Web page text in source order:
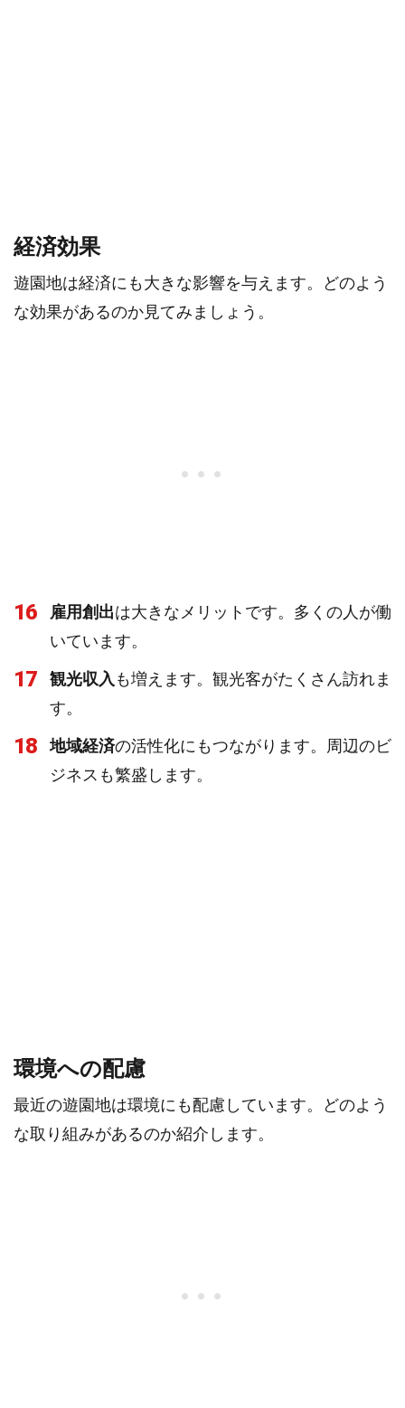
経済効果
遊園地は経済にも大きな影響を与えます。どのよう
な効果があるのか見てみましょう。
16 雇用創出は大きなメリットです。多くの人が働
いています。
17 観光収入 も増えます。観光客がたくさん訪れま
す。
18 地域経済の活性化にもつながります。周辺のビ
ジネスも繁盛します。
環境への配慮
最近の遊園地は環境にも配慮しています。どのよう
な取り組みがあるのか紹介します。